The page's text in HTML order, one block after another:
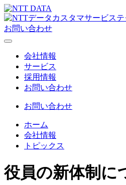
お問い合わせ
会社情報
サービス
採用情報
お問い合わせ
お問い合わせ
ホーム
会社情報
トピックス
役員の新体制に